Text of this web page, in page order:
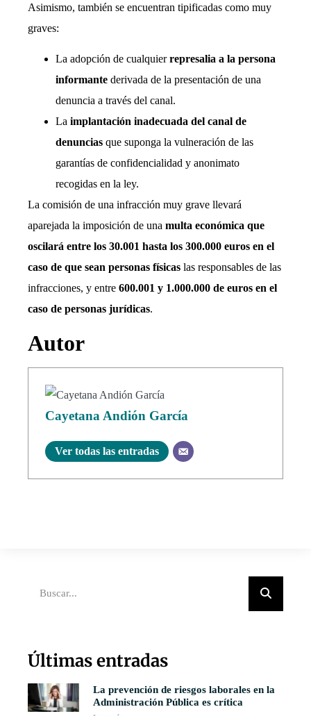
Asimismo, también se encuentran tipificadas como muy
graves:
La adopción de cualquierrepresalia a la persona
informante derivada de la presentación de una
denuncia a través del canal.
La implantación inadecuada del canal de
denuncias que suponga la vulneración de las
garantías de confidencialidad y anonimato
recogidas en la ley.
La comisión de una infracción muy grave llevará
aparejada la imposición de una multa económica que
oscilará entre los 30.001 hasta los 300.000 euros en el
caso de que sean personas físicas las responsables de las
infracciones, y entre 600.001 y 1.000.000 de euros en el
caso de personas jurídicas.
Autor
Cayetana Andión García
Ver todas las entradas
Últimas entradas
La prevención de riesgos laborales en la
Administración Pública es crítica